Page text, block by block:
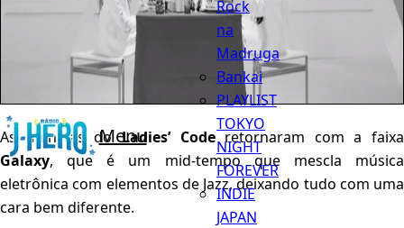
Menu
Rock
na
Madruga
Bankai
PLAYLIST
TOKYO
NIGHT
FOREVER
INDIE
JAPAN
As meninas doLadies’ Coderetornaram com a faixa
Galaxy, que é um mid-tempo que mescla música
eletrônica com elementos de Jazz, deixando tudo com uma
cara bem diferente.